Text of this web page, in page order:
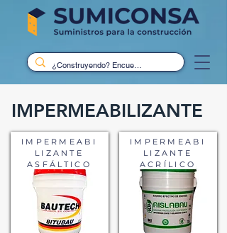
IMPERMEABILIZANTE
IMPERMEABI
LIZANTE
ASFÁLTICO
IMPERMEABI
LIZANTE
ACRÍLICO